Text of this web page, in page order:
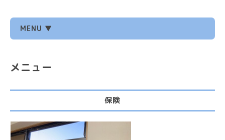
MENU ▼
メニュー
保険